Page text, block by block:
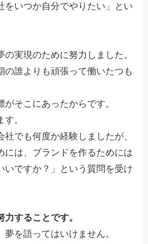
をいつか自分でやりたい」とい
の実現のために努力しました。
の誰よりも頑張って働いたつも
がそこにあったからです。
。
社でも何度か経験しましたが、
には、ブランドを作るためには
いですか？」という質問を受け
することです。
夢を語ってはいけません。